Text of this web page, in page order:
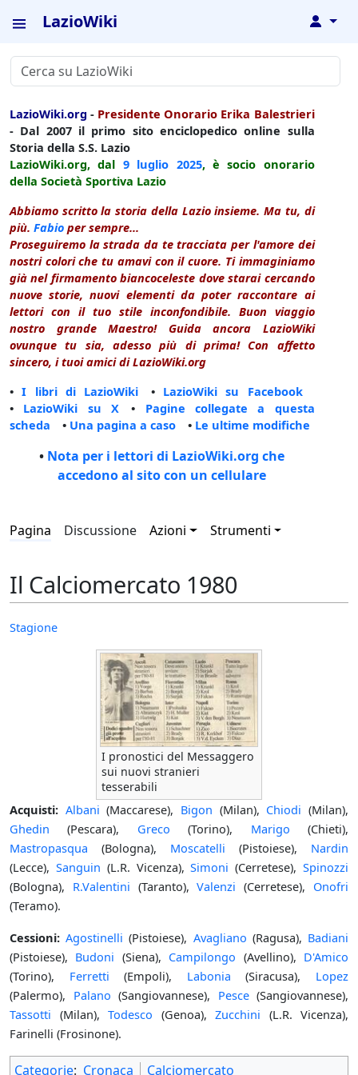
LazioWiki ↓
LazioWiki.org - Presidente Onorario Erika Balestrieri
- Dal 2007 il primo sito enciclopedico online sulla
Storia della S.S. Lazio
LazioWiki.org, dal 9 luglio 2025, è socio onorario
della Società Sportiva Lazio
Abbiamo scritto la storia della Lazio insieme. Ma tu, di
più. Fabio per sempre...
Proseguiremo la strada da te tracciata per l'amore dei
nostri colori che tu amavi con il cuore. Ti immaginiamo
già nel firmamento biancoceleste dove starai cercando
nuove storie, nuovi elementi da poter raccontare ai
lettori con il tuo stile inconfondibile. Buon viaggio
nostro grande Maestro! Guida ancora LazioWiki
ovunque tu sia, adesso più di prima! Con affetto
sincero, i tuoi amici di LazioWiki.org
•I libri di LazioWiki • LazioWiki su Facebook
• LazioWiki su X • Pagine collegate a questa
scheda • Una pagina a caso • Le ultime modifiche
• Nota per i lettori di LazioWiki.org che
accedono al sito con un cellulare
Pagina Discussione Azioni Strumenti
Il Calciomercato 1980
Stagione
I pronostici del Messaggero
sui nuovi stranieri
tesserabili
Acquisti: Albani (Maccarese), Bigon (Milan), Chiodi (Milan),
Ghedin (Pescara), Greco (Torino), Marigo (Chieti),
Mastropasqua (Bologna), Moscatelli (Pistoiese), Nardin
(Lecce), Sanguin (L.R. Vicenza),Simoni (Cerretese),Spinozzi
(Bologna), R.Valentini (Taranto),Valenzi (Cerretese), Onofri
(Teramo).
Cessioni: Agostinelli (Pistoiese), Avagliano (Ragusa), Badiani
(Pistoiese), Budoni (Siena), Campilongo (Avellino), D'Amico
(Torino), Ferretti (Empoli), Labonia (Siracusa), Lopez
(Palermo), Palano (Sangiovannese), Pesce(Sangiovannese),
Tassotti (Milan), Todesco (Genoa), Zucchini (L.R. Vicenza),
Farinelli (Frosinone).
Categorie: Cronaca Calciomercato